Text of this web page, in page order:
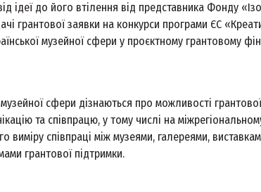
ідеї до його втілення від представника Фонду
грантової заявки на конкурси програми ЄС
музейної сфери у проєктному грантовому
сфери дізнаються про можливості
та співпрацю, у тому числі на
виміру співпраці між музеями, галереями,
грантової підтримки.